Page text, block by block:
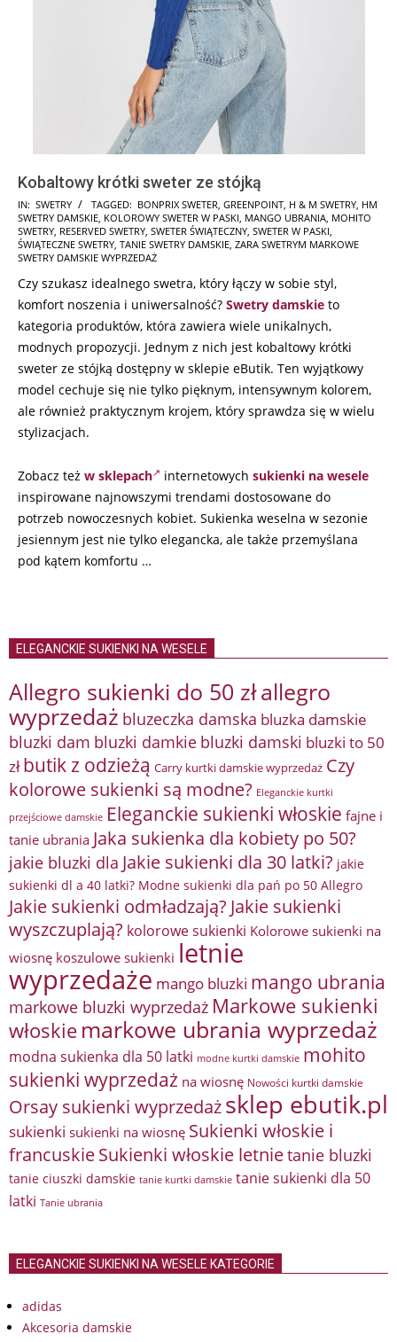
Kobaltowy krótki sweter ze stójką
2025-
11-
06
IN: SWETRY TAGGED: BONPRIX SWETER, GREENPOINT, H & M SWETRY, HM
SWETRY DAMSKIE, KOLOROWY SWETER W PASKI, MANGO UBRANIA, MOHITO
SWETRY, RESERVED SWETRY, SWETER ŚWIĄTECZNY, SWETER W PASKI,
ŚWIĄTECZNE SWETRY, TANIE SWETRY DAMSKIE, ZARA SWETRYM MARKOWE
SWETRY DAMSKIE WYPRZEDAŻ
Czy szukasz idealnego swetra, który łączy w sobie styl,
komfort noszenia i uniwersalność? Swetry damskie to
kategoria produktów, która zawiera wiele unikalnych,
modnych propozycji. Jednym z nich jest kobaltowy krótki
sweter ze stójką dostępny w sklepie eButik. Ten wyjątkowy
model cechuje się nie tylko pięknym, intensywnym kolorem,
ale również praktycznym krojem, który sprawdza się w wielu
stylizacjach.
Zobacz też w sklepach internetowych sukienki na wesele
inspirowane najnowszymi trendami dostosowane do
potrzeb nowoczesnych kobiet. Sukienka weselna w sezonie
jesiennym jest nie tylko elegancka, ale także przemyślana
pod kątem komfortu …
ELEGANCKIE SUKIENKI NA WESELE
Allegro sukienki do 50 złallegro
wyprzedaż bluzeczka damska bluzka damskie
bluzki dam bluzki damkie bluzki damski bluzki to 50
zł butik z odzieżą Carry kurtki damskie wyprzedaż Czy
kolorowe sukienki są modne? Eleganckie kurtki
przejściowe damskie Eleganckie sukienki włoskie fajne i
tanie ubrania Jaka sukienka dla kobiety po 50?
jakie bluzki dla Jakie sukienki dla 30 latki? jakie
sukienki dl a 40 latki? Modne sukienki dla pań po 50 Allegro
Jakie sukienki odmładzają? Jakie sukienki
wyszczuplają? kolorowe sukienki Kolorowe sukienki na
wiosnę koszulowe sukienki letnie
wyprzedaże mango bluzki mango ubrania
markowe bluzki wyprzedaż Markowe sukienki
włoskie markowe ubrania wyprzedaż
modna sukienka dla 50 latki modne kurtki damskie mohito
sukienki wyprzedaż na wiosnę Nowości kurtki damskie
Orsay sukienki wyprzedażsklep ebutik.pl
sukienki sukienki na wiosnę Sukienki włoskie i
francuskieSukienki włoskie letnietanie bluzki
tanie ciuszki damskie tanie kurtki damskie tanie sukienki dla 50
latki Tanie ubrania
ELEGANCKIE SUKIENKI NA WESELE KATEGORIE
adidas
Akcesoria damskie